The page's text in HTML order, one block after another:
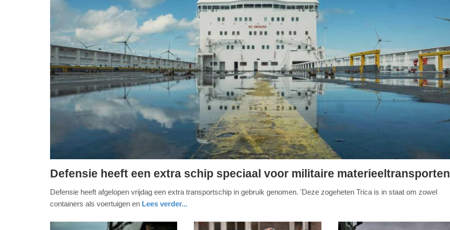
6.
juni
Defensie heeft een extra schip speciaal voor militaire materieeltransporten
Defensie heeft afgelopen vrijdag een extra transportschip in gebruik genomen. 'Deze zogeheten Trica is in staat om zowel
containers als voertuigen en Lees verder...